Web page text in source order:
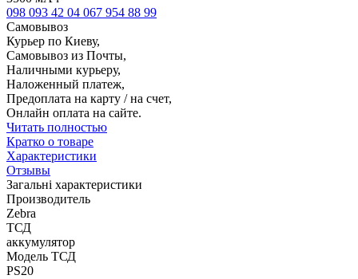
098 093 42 04 067 954 88 99
Самовывоз
Курьер по Киеву,
Самовывоз из Почты,
Наличными курьеру,
Наложенный платеж,
Предоплата на карту / на счет,
Онлайн оплата на сайте.
Читать полностью
Кратко о товаре
Характеристики
Отзывы
Загальні характеристики
Производитель
Zebra
ТСД
аккумулятор
Модель ТСД
PS20